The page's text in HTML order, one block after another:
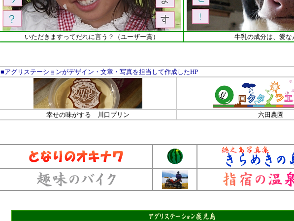
いただきますってだれに言う？（ユーザー賞） 牛乳の成分は、愛な
■アグリステーションがデザイン・文章・写真を担当して作成したHP
幸せの味がする 川口プリン 六田農園